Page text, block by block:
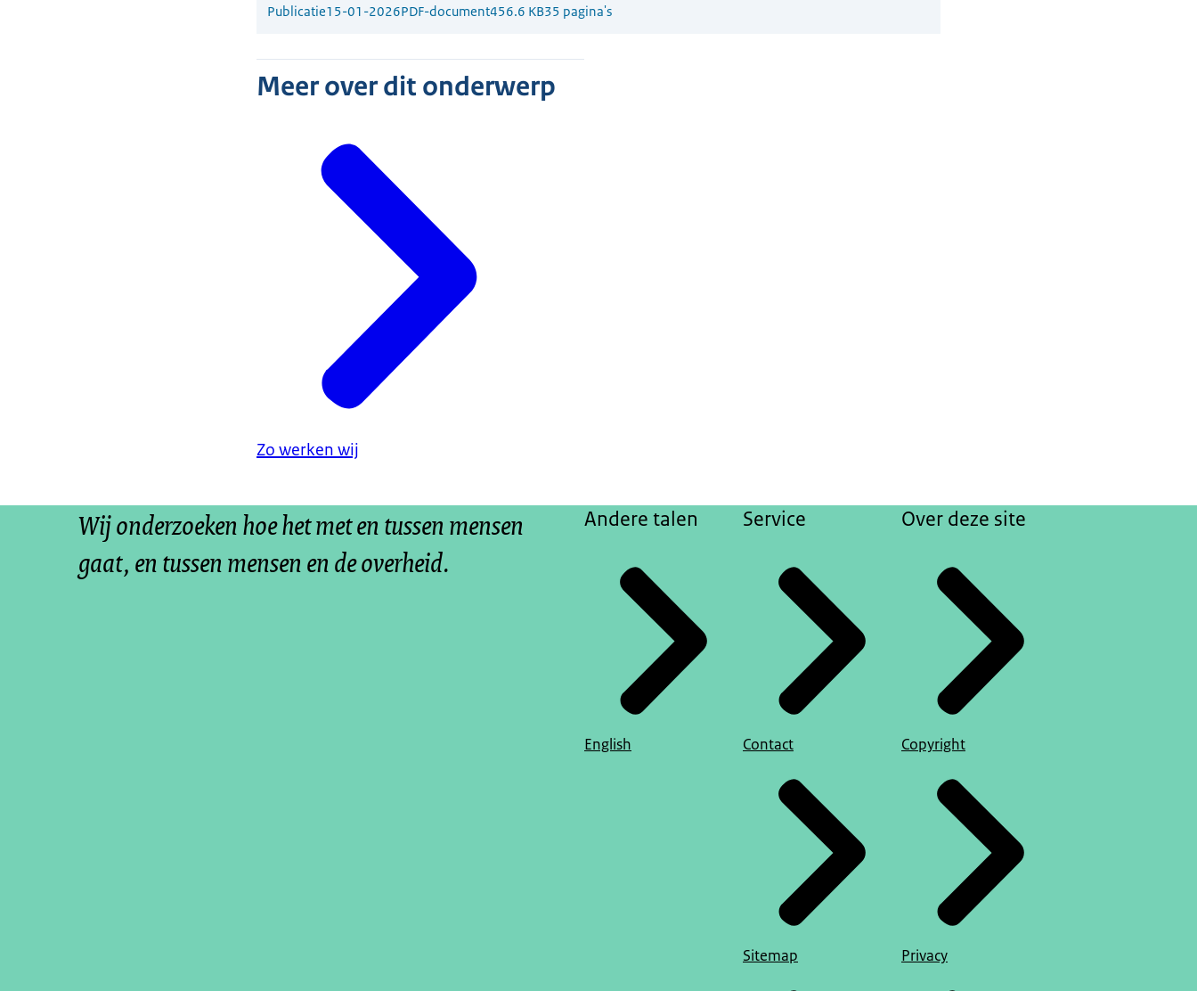
Publicatie15-01-2026PDF-document456.6 KB35 pagina's
Meer over dit onderwerp
Zo werken wij
Wij onderzoeken hoe het met en tussen mensen
gaat, en tussen mensen en de overheid.
Andere talen
English
Service
Contact
Sitemap
Over deze site
Copyright
Privacy